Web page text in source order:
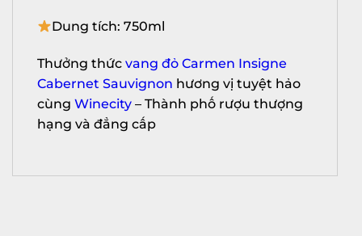
Dung tích: 750ml
Thưởng thức vang đỏ Carmen Insigne
Cabernet Sauvignon hương vị tuyệt hảo
cùng Winecity – Thành phố rượu thượng
hạng và đẳng cấp